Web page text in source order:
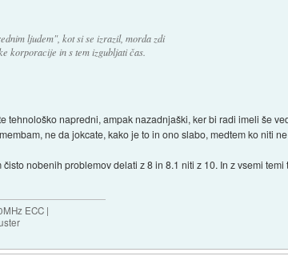
ljudem", kot si se izrazil, morda zdi
korporacije in s tem izgubljati čas.
napredni, ampak nazadnjaški, ker bi radi imeli še
ne da jokcate, kako je to in ono slabo, medtem ko niti
nobenih problemov delati z 8 in 8.1 niti z 10. In z vsemi
ECC |